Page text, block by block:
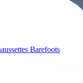
Barefoots